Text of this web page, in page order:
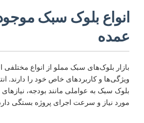
انواع بلوک سبک موجود
عمده
بازار بلوک‌های سبک مملو از انواع
ویژگی‌ها و کاربردهای خاص خود را دارند.
بلوک سبک به عواملی مانند بودجه،
مورد نیاز و سرعت اجرای پروژه بستگی